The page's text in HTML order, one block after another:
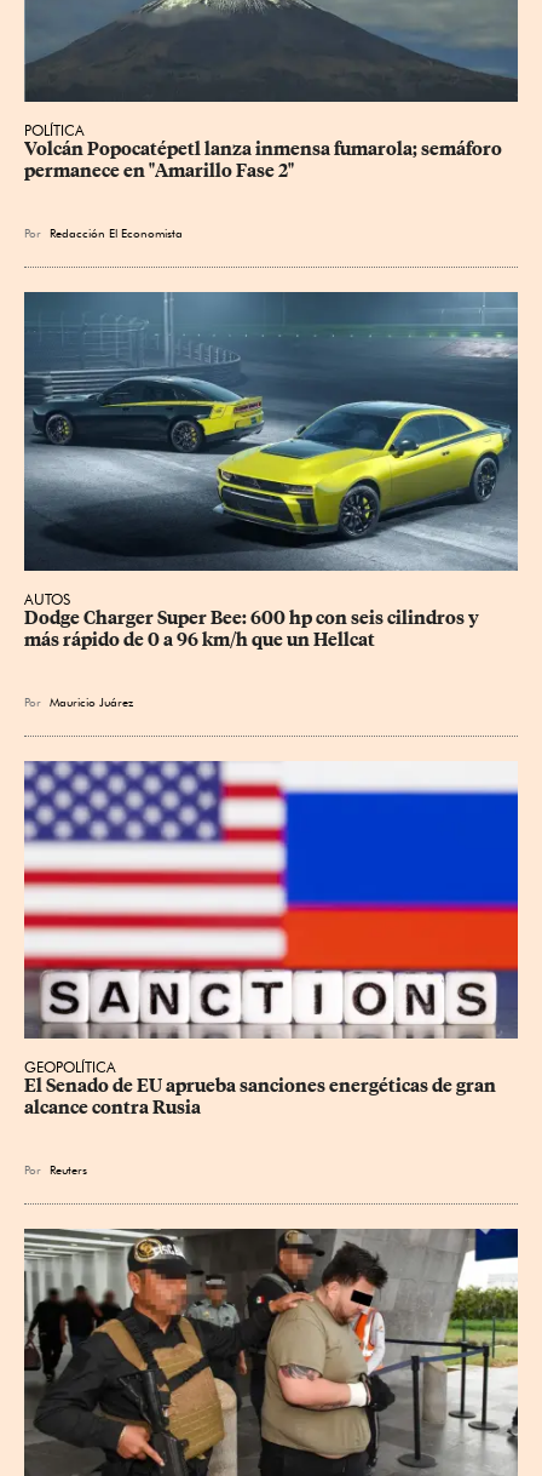
POLÍTICA
Volcán Popocatépetl lanza inmensa fumarola; semáforo
permanece en "Amarillo Fase 2"
Por Redacción El Economista
AUTOS
Dodge Charger Super Bee: 600 hp con seis cilindros y
más rápido de 0 a 96 km/h que un Hellcat
Por Mauricio Juárez
GEOPOLÍTICA
El Senado de EU aprueba sanciones energéticas de gran
alcance contra Rusia
Por Reuters